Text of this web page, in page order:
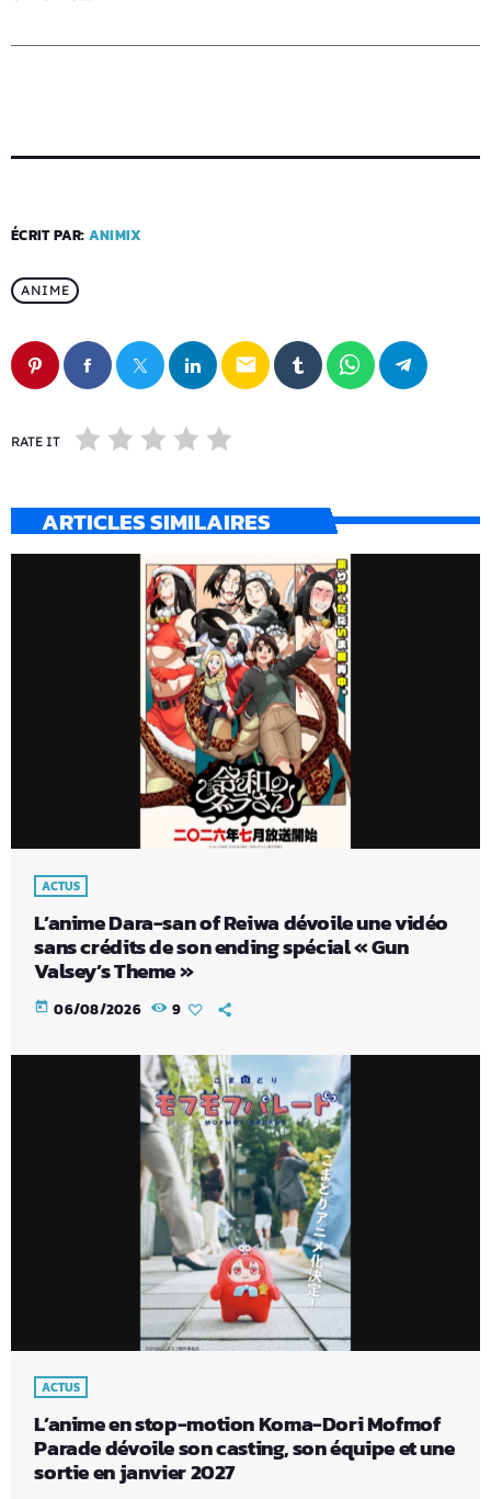
ÉCRIT PAR: ANIMIX
ANIME
email
RATE IT
ARTICLES SIMILAIRES
ACTUS
L’anime Dara-san of Reiwa dévoile une vidéo
sans crédits de son ending spécial « Gun
Valsey’s Theme »
today 06/08/2026 9
ACTUS
L’anime en stop-motion Koma-Dori Mofmof
Parade dévoile son casting, son équipe et une
sortie en janvier 2027